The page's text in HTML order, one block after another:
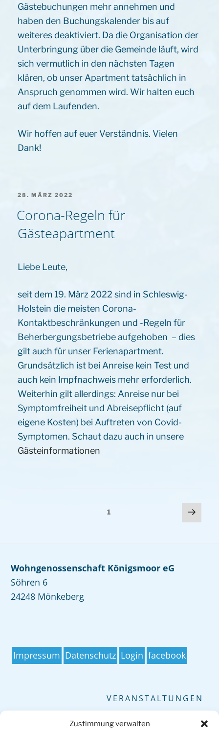
Zustimmung verwalten
Gästebuchungen mehr annehmen und
haben den Buchungskalender bis auf
weiteres deaktiviert. Da die Organisation der
Unterbringung über die Gemeinde läuft, wird
sich vermutlich in den nächsten Tagen
klären, ob unser Apartment tatsächlich in
Anspruch genommen wird. Wir halten euch
auf dem Laufenden.
Wir hoffen auf euer Verständnis. Vielen
Dank!
VERÖFFENTLICHT
28. MÄRZ 2022
Corona-Regeln für
Gästeapartment
Liebe Leute,
seit dem 19. März 2022 sind in Schleswig-
Holstein die meisten Corona-
Kontaktbeschränkungen und -Regeln für
Beherbergungsbetriebe aufgehoben – dies
gilt auch für unser Ferienapartment.
Grundsätzlich ist bei Anreise kein Test und
auch kein Impfnachweis mehr erforderlich.
Weiterhin gilt allerdings: Anreise nur bei
Symptomfreiheit und Abreisepflicht (auf
eigene Kosten) bei Auftreten von Covid-
Symptomen. Schaut dazu auch in unsere
Gästeinformationen
Seitennummerierung
Seite1
Seite
Wohngenossenschaft Königsmoor eG
Söhren 6
24248 Mönkeberg
Impressum Datenschutz Login facebook
VERANSTALTUNGEN
Keine Veranstaltungen